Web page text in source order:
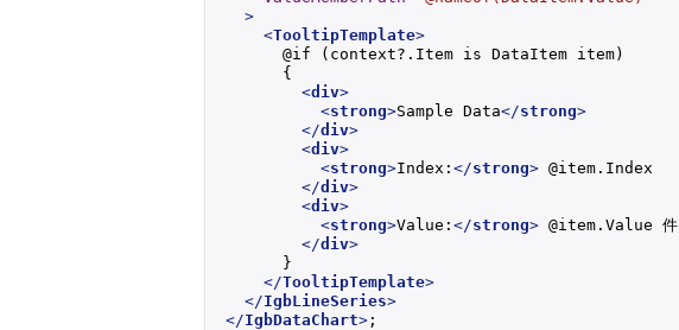
>
<TooltipTemplate>
      @if (context?.Item is DataItem item)
      {
<div>
<strong>Sample Data</strong>
</div>
<div>
<strong>Index: </strong> @item.Index
</div>
<div>
<strong>Value: </strong> @item.Value 件
</div>
      }
</TooltipTemplate>
</IgbLineSeries>
</IgbDataChart> ;